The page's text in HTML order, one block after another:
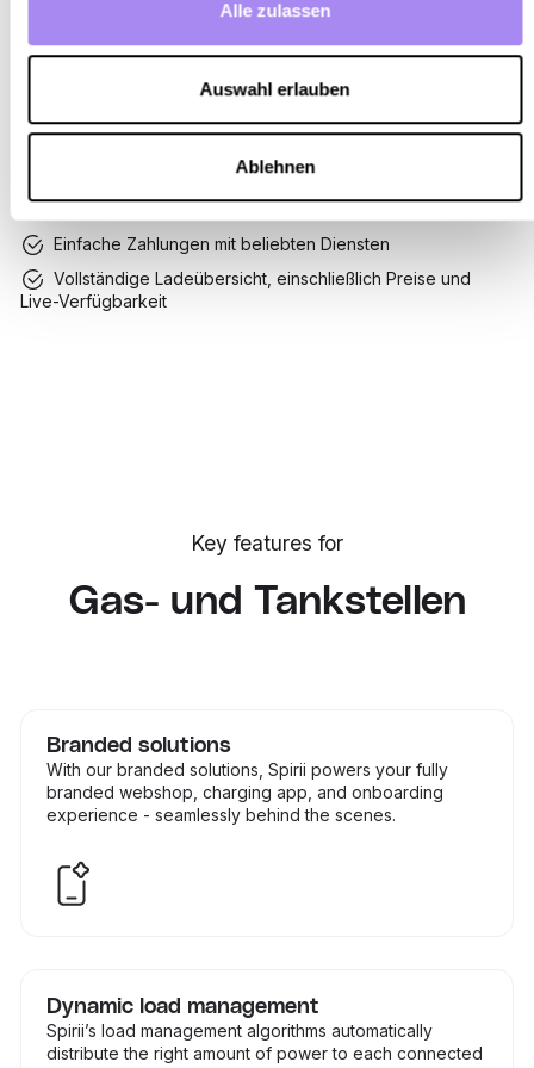
Alle zulassen
Auswahl erlauben
Ablehnen
Hol dir unsere Lade-App mit deinem Branding und erhalte
einfachen Zugang zu all deinen Ladestationen sowie einem
Ladestationen in ganz Europa.
Einfache Zahlungen mit beliebten Diensten
Vollständige Ladeübersicht, einschließlich Preise und
Live-Verfügbarkeit
Key features for
Gas- und Tankstellen
Branded solutions
With our branded solutions, Spirii powers your fully
branded webshop, charging app, and onboarding
experience - seamlessly behind the scenes.
Dynamic load management
Spirii’s load management algorithms automatically
distribute the right amount of power to each connected